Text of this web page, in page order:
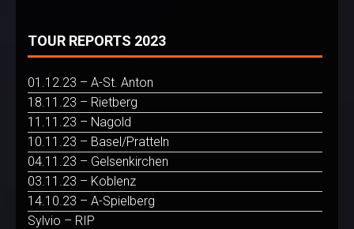
TOUR REPORTS 2023
01.12.23 – A-St. Anton
18.11.23 – Rietberg
11.11.23 – Nagold
10.11.23 – Basel/Pratteln
04.11.23 – Gelsenkirchen
03.11.23 – Koblenz
14.10.23 – A-Spielberg
Sylvio – RIP